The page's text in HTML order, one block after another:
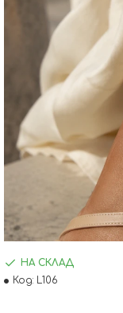
НА СКЛАД
Код: L106